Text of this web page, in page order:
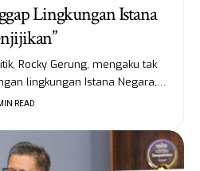
Lingkungan Istana
Rocky Gerung, mengaku tak
lingkungan Istana Negara,…
READ